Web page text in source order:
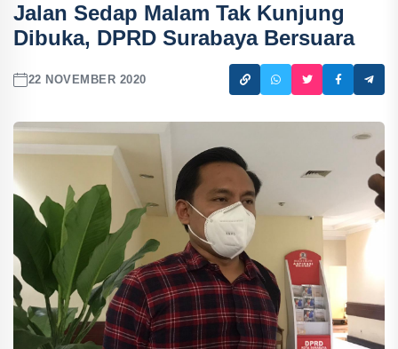
Jalan Sedap Malam Tak Kunjung
Dibuka, DPRD Surabaya Bersuara
22 NOVEMBER 2020